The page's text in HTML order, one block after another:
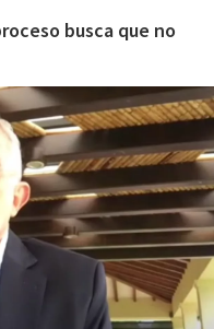
busca que no